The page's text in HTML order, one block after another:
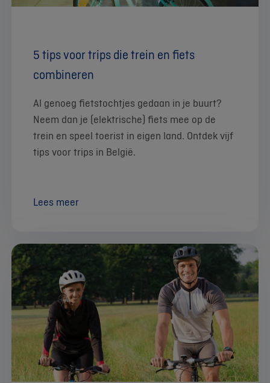
5 tips voor trips die trein en fiets
combineren
Al genoeg fietstochtjes gedaan in je buurt?
Neem dan je (elektrische) fiets mee op de
trein en speel toerist in eigen land. Ontdek vijf
tips voor trips in België.
Lees meer